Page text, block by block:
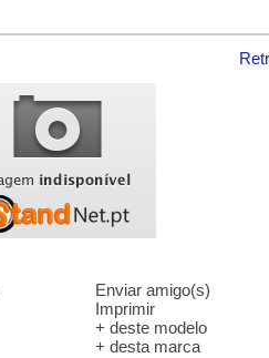
Enviar amigo(s)
Imprimir
+ deste modelo
+ desta marca